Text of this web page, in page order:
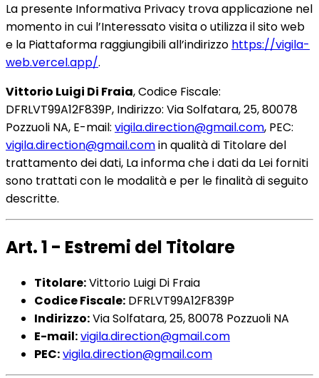
La presente Informativa Privacy trova applicazione nel
momento in cui l’Interessato visita o utilizza il sito web
e la Piattaforma raggiungibili all’indirizzo https://vigila-
web.vercel.app/.
Vittorio Luigi Di Fraia, Codice Fiscale:
DFRLVT99A12F839P, Indirizzo: Via Solfatara, 25, 80078
Pozzuoli NA, E-mail: vigila.direction@gmail.com, PEC:
vigila.direction@gmail.comin qualità di Titolare del
trattamento dei dati, La informa che i dati da Lei forniti
sono trattati con le modalità e per le finalità di seguito
descritte.
Art. 1 - Estremi del Titolare
Titolare:Vittorio Luigi Di Fraia
Codice Fiscale: DFRLVT99A12F839P
Indirizzo:Via Solfatara, 25, 80078 Pozzuoli NA
E-mail:vigila.direction@gmail.com
PEC:vigila.direction@gmail.com